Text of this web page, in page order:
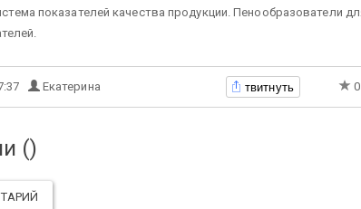
показателей качества продукции. Пенообразователи
Екатерина твитнуть 0
()